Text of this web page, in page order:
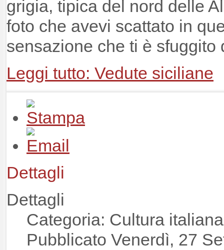
grigia, tipica del nord delle
foto che avevi scattato in
sensazione che ti è sfuggito
Leggi tutto: Vedute siciliane
Dettagli
Dettagli
Categoria: Cultura
Pubblicato Venerdì, 27